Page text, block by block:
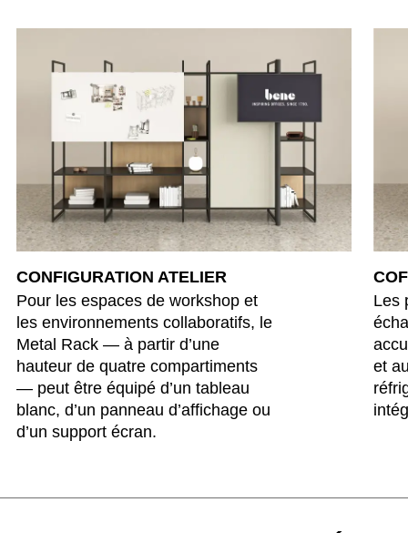
CONFIGURATION ATELIER
Pour les espaces de workshop et
les environnements collaboratifs, le
Metal Rack — à partir d’une
hauteur de quatre compartiments
— peut être équipé d’un tableau
blanc, d’un panneau d’affichage ou
d’un support écran.
Les
et